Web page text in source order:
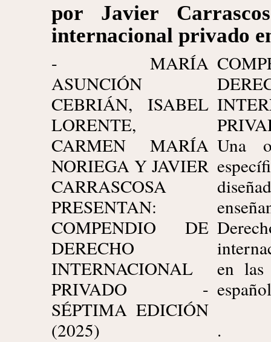
por Javier
internacional privado
- MARÍA
ASUNCIÓN
CEBRIÁN, ISABEL
LORENTE,
CARMEN MARÍA
NORIEGA Y JAVIER
CARRASCOSA
PRESENTAN:
COMPENDIO DE
DERECHO
INTERNACIONAL
PRIVADO -
SÉPTIMA EDICIÓN
(2025)
Una
en las
.